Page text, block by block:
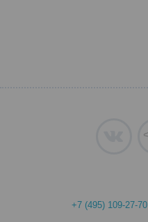
+7 (495) 109-27-70